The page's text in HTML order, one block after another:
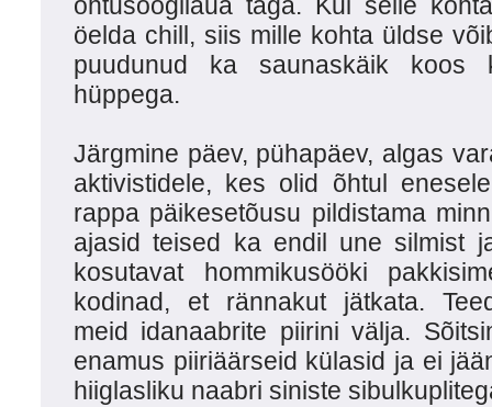
õhtusöögilaua taga. Kui selle
öelda chill, siis mille kohta üldse
puudunud ka saunaskäik koos
hüppega.
Järgmine päev, pühapäev, algas
aktivistidele, kes olid õhtul
rappa päikesetõusu pildistama
ajasid teised ka endil une silmist
kosutavat hommikusööki
kodinad, et rännakut jätkata.
meid idanaabrite piirini välja.
enamus piiriäärseid külasid ja ei
hiiglasliku naabri siniste